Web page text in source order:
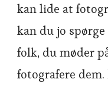
kan lide at
kan du jo
folk, du møder
fotografere